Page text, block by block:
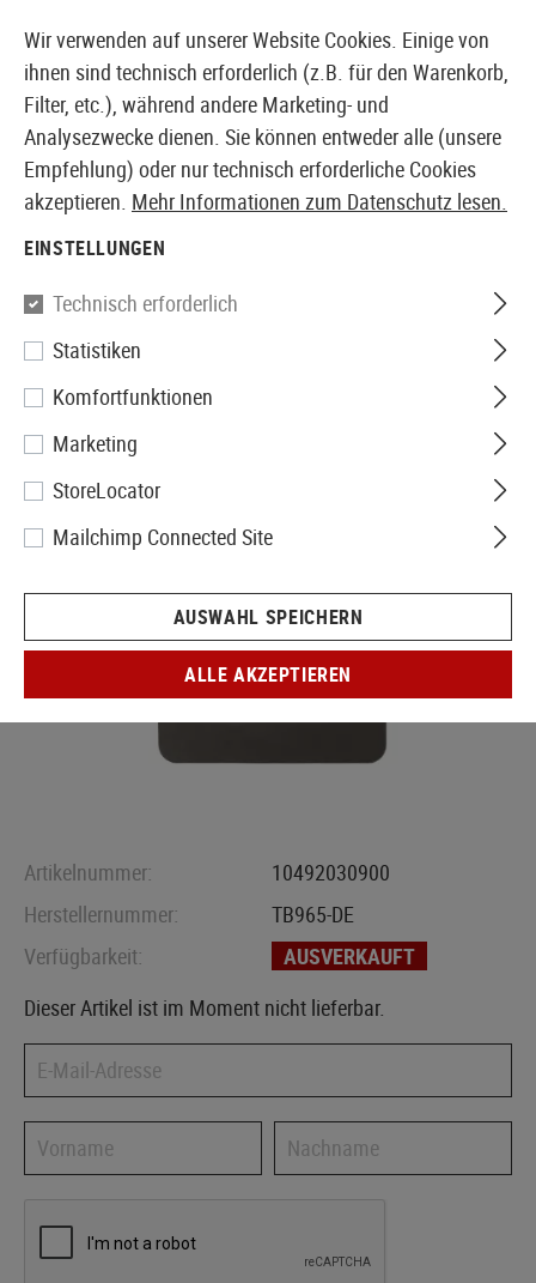
EUROPÄISCHER AIRSOFT SHOP & GROßHÄNDLER
FMA
SAPI Dummy Ballistic Plate
Artikelnummer:
10492030900
Herstellernummer:
TB965-DE
Verfügbarkeit:
AUSVERKAUFT
Dieser Artikel ist im Moment nicht lieferbar.
Wir verwenden auf unserer Website Cookies. Einige von
ihnen sind technisch erforderlich (z.B. für den Warenkorb,
Filter, etc.), während andere Marketing- und
Analysezwecke dienen. Sie können entweder alle (unsere
Empfehlung) oder nur technisch erforderliche Cookies
akzeptieren. Mehr Informationen zum Datenschutz lesen.
EINSTELLUNGEN
Technisch erforderlich
Statistiken
Komfortfunktionen
Marketing
StoreLocator
Mailchimp Connected Site
AUSWAHL SPEICHERN
ALLE AKZEPTIEREN